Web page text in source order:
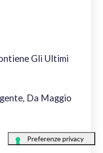
Gli Ultimi
Da Maggio